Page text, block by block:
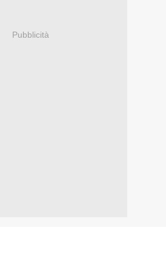
Pubblicità